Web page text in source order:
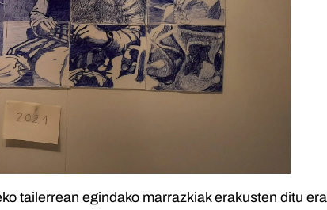
tailerrean egindako marrazkiak erakusten ditu